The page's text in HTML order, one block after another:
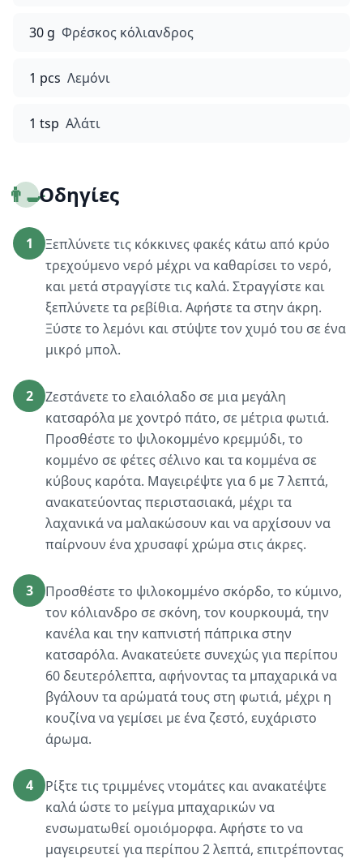
30 g Φρέσκος κόλιανδρος
1 pcs Λεμόνι
1 tsp Αλάτι
👨‍🍳Οδηγίες
1
Ξεπλύνετε τις κόκκινες φακές κάτω από κρύο
τρεχούμενο νερό μέχρι να καθαρίσει το νερό,
και μετά στραγγίστε τις καλά. Στραγγίστε και
ξεπλύνετε τα ρεβίθια. Αφήστε τα στην άκρη.
Ξύστε το λεμόνι και στύψτε τον χυμό του σε ένα
μικρό μπολ.
2
Ζεστάνετε το ελαιόλαδο σε μια μεγάλη
κατσαρόλα με χοντρό πάτο, σε μέτρια φωτιά.
Προσθέστε το ψιλοκομμένο κρεμμύδι, το
κομμένο σε φέτες σέλινο και τα κομμένα σε
κύβους καρότα. Μαγειρέψτε για 6 με 7 λεπτά,
ανακατεύοντας περιστασιακά, μέχρι τα
λαχανικά να μαλακώσουν και να αρχίσουν να
παίρνουν ένα χρυσαφί χρώμα στις άκρες.
3
Προσθέστε το ψιλοκομμένο σκόρδο, το κύμινο,
τον κόλιανδρο σε σκόνη, τον κουρκουμά, την
κανέλα και την καπνιστή πάπρικα στην
κατσαρόλα. Ανακατεύετε συνεχώς για περίπου
60 δευτερόλεπτα, αφήνοντας τα μπαχαρικά να
βγάλουν τα αρώματά τους στη φωτιά, μέχρι η
κουζίνα να γεμίσει με ένα ζεστό, ευχάριστο
άρωμα.
4
Ρίξτε τις τριμμένες ντομάτες και ανακατέψτε
καλά ώστε το μείγμα μπαχαρικών να
ενσωματωθεί ομοιόμορφα. Αφήστε το να
μαγειρευτεί για περίπου 2 λεπτά, επιτρέποντας